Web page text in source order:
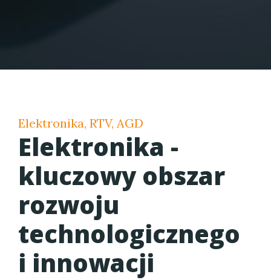
Elektronika, RTV, AGD
Elektronika -
kluczowy obszar
rozwoju
technologicznego
i innowacji